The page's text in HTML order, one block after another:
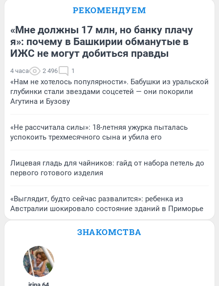
РЕКОМЕНДУЕМ
«Мне должны 17 млн, но банку плачу
я»: почему в Башкирии обманутые в
ИЖС не могут добиться правды
4 часа 2 496 1
«Нам не хотелось популярности». Бабушки из уральской
глубинки стали звездами соцсетей — они покорили
Агутина и Бузову
«Не рассчитала силы»: 18-летняя ужурка пыталась
успокоить трехмесячного сына и убила его
Лицевая гладь для чайников: гайд от набора петель до
первого готового изделия
«Выглядит, будто сейчас развалится»: ребенка из
Австралии шокировало состояние зданий в Приморье
ЗНАКОМСТВА